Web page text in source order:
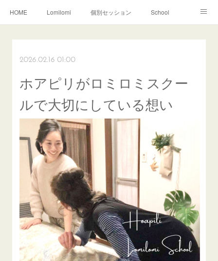
HOME Lomilomi 個別セッション School
School無料説明会
2026.02.16 01:00
ホアピリがロミロミスクー
ルで大切にしている想い